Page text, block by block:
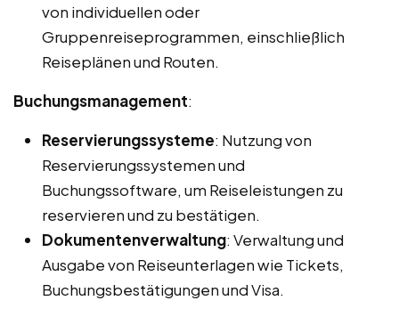
von individuellen oder
Gruppenreiseprogrammen, einschließlich
Reiseplänen und Routen.
Buchungsmanagement:
Reservierungssysteme: Nutzung von
Reservierungssystemen und
Buchungssoftware, um Reiseleistungen zu
reservieren und zu bestätigen.
Dokumentenverwaltung: Verwaltung und
Ausgabe von Reiseunterlagen wie Tickets,
Buchungsbestätigungen und Visa.